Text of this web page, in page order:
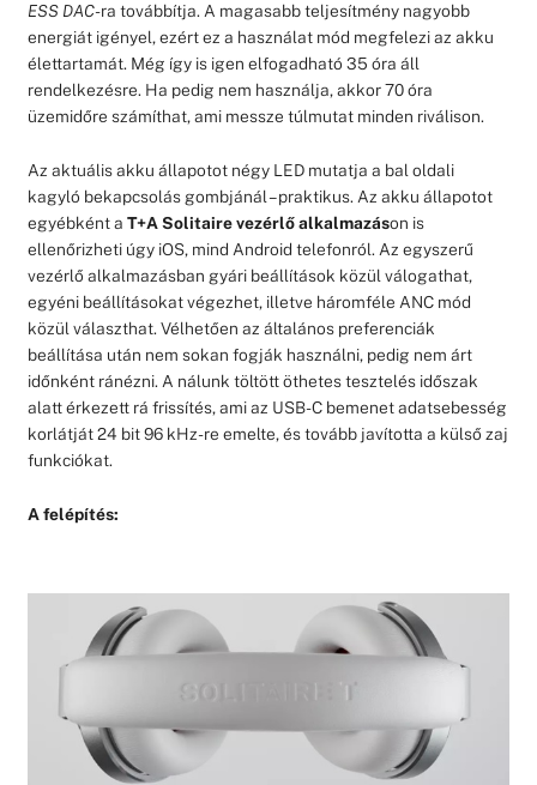
ESS DAC-ra továbbítja. A magasabb teljesítmény nagyobb
energiát igényel, ezért ez a használat mód megfelezi az akku
élettartamát. Még így is igen elfogadható 35 óra áll
rendelkezésre. Ha pedig nem használja, akkor 70 óra
üzemidőre számíthat, ami messze túlmutat minden riválison.
Az aktuális akku állapotot négy LED mutatja a bal oldali
kagyló bekapcsolás gombjánál – praktikus. Az akku állapotot
egyébként a T+A Solitairevezérlő alkalmazáson is
ellenőrizheti úgy iOS, mind Android telefonról. Az egyszerű
vezérlő alkalmazásban gyári beállítások közül válogathat,
egyéni beállításokat végezhet, illetve háromféle ANC mód
közül választhat. Vélhetően az általános preferenciák
beállítása után nem sokan fogják használni, pedig nem árt
időnként ránézni. A nálunk töltött öthetes tesztelés időszak
alatt érkezett rá frissítés, ami az USB-C bemenet adatsebesség
korlátját 24 bit 96 kHz-re emelte, és tovább javította a külső zaj
funkciókat.
A felépítés: